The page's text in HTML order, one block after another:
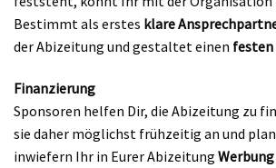
Bestimmt als erstes klare
der Abizeitung und gestaltet einen
Finanzierung
Sponsoren helfen Dir, die Abizeitung zu
sie daher möglichst frühzeitig an und
inwiefern Ihr in Eurer Abizeitung